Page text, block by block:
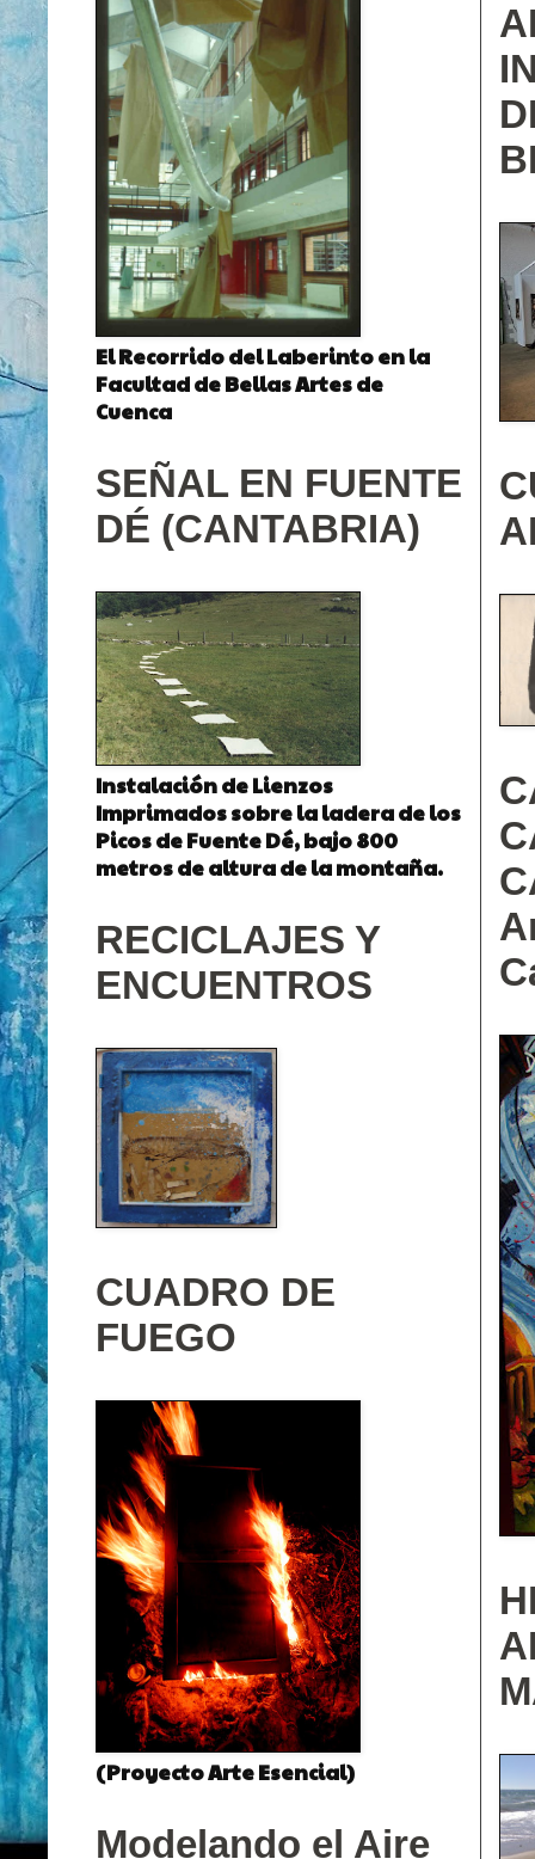
El Recorrido del Laberinto en la
Facultad de Bellas Artes de
Cuenca
SEÑAL EN FUENTE
DÉ (CANTABRIA)
Instalación de Lienzos
Imprimados sobre la ladera de los
Picos de Fuente Dé, bajo 800
metros de altura de la montaña.
RECICLAJES Y
ENCUENTROS
CUADRO DE
FUEGO
(Proyecto Arte Esencial)
Modelando el Aire